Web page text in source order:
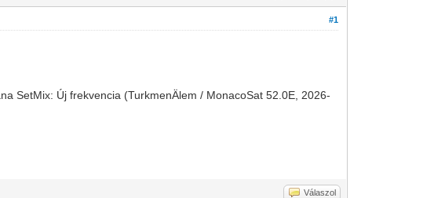
#1
SetMix: Új frekvencia (TurkmenÄlem / MonacoSat 52.0E, 2026-
Válaszol